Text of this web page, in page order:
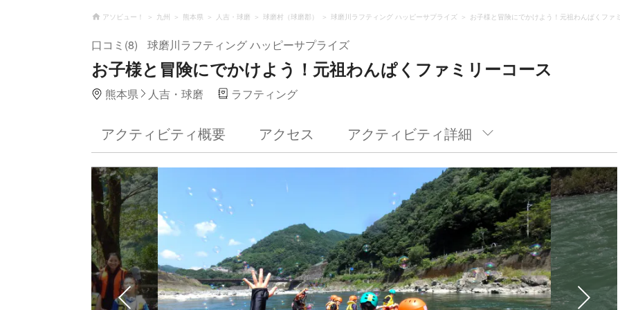
アソビュー！ 九州 熊本県 人吉・球磨 球磨村（球磨郡） 球磨川ラフティング ハッピーサプライズ お子様と冒険にでかけよう！元祖わんぱくファ
口コミ(8) 球磨川ラフティング ハッピーサプライズ
お子様と冒険にでかけよう！元祖わんぱくファミリーコース
熊本県 人吉・球磨 ラフティング
アクティビティ概要 アクセス アクティビティ詳細